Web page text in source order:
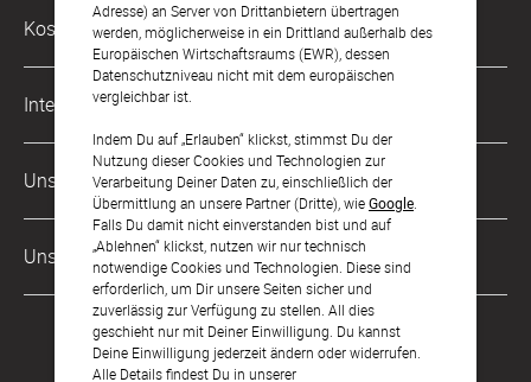
Adresse) an Server von Drittanbietern übertragen
werden, möglicherweise in ein Drittland außerhalb des
Europäischen Wirtschaftsraums (EWR), dessen
Datenschutzniveau nicht mit dem europäischen
vergleichbar ist.
Indem Du auf „Erlauben“ klickst, stimmst Du der
Nutzung dieser Cookies und Technologien zur
Verarbeitung Deiner Daten zu, einschließlich der
Übermittlung an unsere Partner (Dritte), wieGoogle
Falls Du damit nicht einverstanden bist und auf
„Ablehnen“ klickst, nutzen wir nur technisch
notwendige Cookies und Technologien. Diese sind
erforderlich, um Dir unsere Seiten sicher und
zuverlässig zur Verfügung zu stellen. All dies
geschieht nur mit Deiner Einwilligung. Du kannst
Deine Einwilligung jederzeit ändern oder widerrufen.
Alle Details findest Du in unserer
kontakt@sendmoments.ch
Philosophie
Karriere
Impressum
AGB & Widerrufsrecht
Zahlung & Versand
Datenschutz
LLM's
Kostenlose Services
Musterkarten
Digitale Fotoalben
Digitale Gästelisten
FAQ & Hilfe
International
Deutschland
Österreich
Frankreich
Unsere Zahlungsarten
Unsere Partner